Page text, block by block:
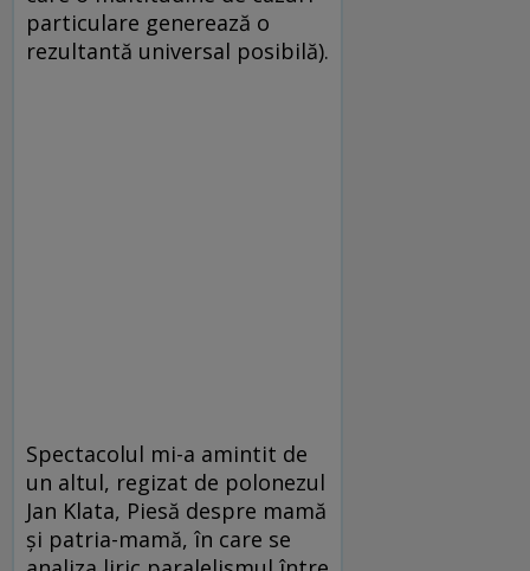
particulare generează o
rezultantă universal posibilă).
Spectacolul mi-a amintit de
un altul, regizat de polonezul
Jan Klata, Piesă despre mamă
şi patria-mamă, în care se